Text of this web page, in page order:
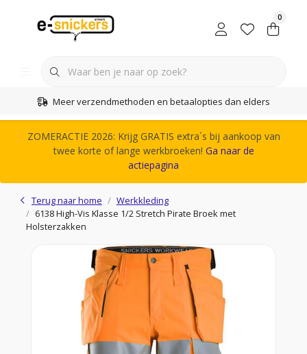
0
Meer verzendmethoden en betaalopties dan elders
ZOMERACTIE 2026: Krijg GRATIS extra´s bij aankoop van
twee korte of lange werkbroeken! Ga naar de
actiepagina
Terug naar home
Werkkleding
6138 High-Vis Klasse 1/2 Stretch Pirate Broek met
Holsterzakken